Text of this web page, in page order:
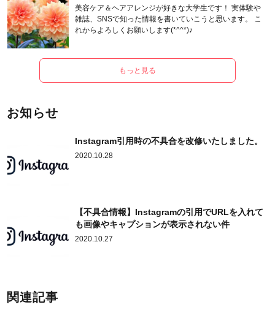
美容ケア＆ヘアアレンジが好きな大学生です！ 実体験や
雑誌、SNSで知った情報を書いていこうと思います。 こ
れからよろしくお願いします(*^^*)♪
もっと見る
お知らせ
Instagram引用時の不具合を改修いたしました。
2020.10.28
【不具合情報】Instagramの引用でURLを入れて
も画像やキャプションが表示されない件
2020.10.27
関連記事